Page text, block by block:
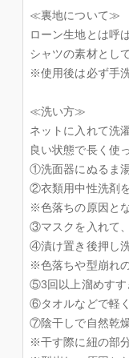
≪裏地について≫
ローン生地とは呼
シャツの素材とし
※使用後は必ず手
≪洗い方≫
ネットに入れて洗
良い状態で長く使
①洗面器にぬるま
②衣類用中性洗剤
※色落ちの原因と
③マスクを入れて
④漬け置き後押し
※色落ちや型崩れ
⑤3回以上溜めすす
⑥タオルなどで軽
⑦陰干しで自然乾
※干す際に紐の部